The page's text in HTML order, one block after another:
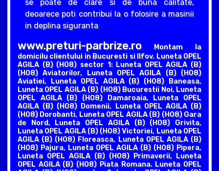
se poate de clare si de buna calitate,
deoarece poti contribui la o folosire a masinii
in deplina siguranta
www.preturi-parbrize.roMontam la
domicilu clientului in Bucuresti si Ilfov. Luneta OPEL
AGILA (B) (H08) sector 1: Luneta OPEL AGILA (B)
(H08) Aviatorilor, Luneta OPEL AGILA (B) (H08)
Aviatiei, Luneta OPEL AGILA (B) (H08) Baneasa,
Luneta OPEL AGILA (B) (H08) Bucurestii Noi, Luneta
OPEL AGILA (B) (H08) Damaroaia, Luneta OPEL
AGILA (B) (H08) Domenii, Luneta OPEL AGILA (B)
(H08) Dorobanti, Luneta OPEL AGILA (B) (H08) Gara
de Nord, Luneta OPEL AGILA (B) (H08) Grivita,
Luneta OPEL AGILA (B) (H08) Victoriei, Luneta OPEL
AGILA (B) (H08) Floreasca, Luneta OPEL AGILA (B)
(H08) Pajura, Luneta OPEL AGILA (B) (H08) Pipera,
Luneta OPEL AGILA (B) (H08) Primaverii, Luneta
OPEL AGILA (B) (H08) Piata Romana. Luneta OPEL